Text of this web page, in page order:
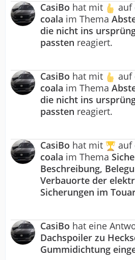
CasiBo hat mit
auf
coala im Thema
die nicht ins
passten reagiert.
CasiBo hat mit
auf
coala im Thema
die nicht ins
passten reagiert.
CasiBo hat mit
auf
coala im Thema
Beschreibung,
Verbauorte der
Sicherungen im
CasiBo hat eine
Dachspoiler zu
Gummidichtung